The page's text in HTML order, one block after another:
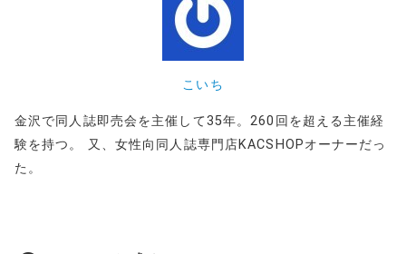
こいち
金沢で同人誌即売会を主催して35年。260回を超える主催経
験を持つ。 又、女性向同人誌専門店KACSHOPオーナーだっ
た。